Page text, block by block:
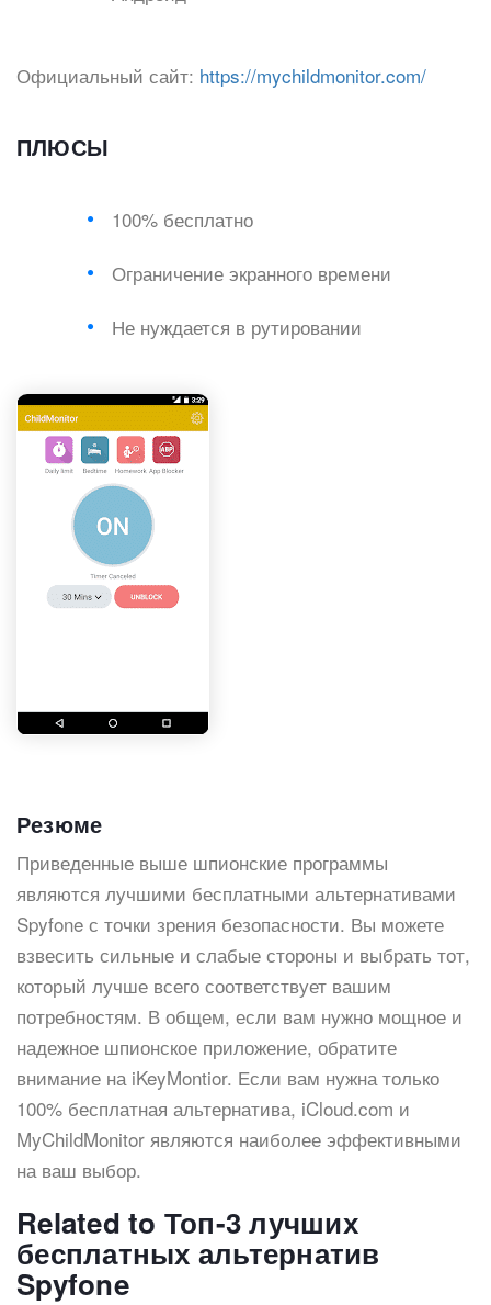
Официальный сайт: https://mychildmonitor.com/
ПЛЮСЫ
100% бесплатно
Ограничение экранного времени
Не нуждается в рутировании
Резюме
Приведенные выше шпионские программы
являются лучшими бесплатными альтернативами
Spyfone с точки зрения безопасности. Вы можете
взвесить сильные и слабые стороны и выбрать тот,
который лучше всего соответствует вашим
потребностям. В общем, если вам нужно мощное и
надежное шпионское приложение, обратите
внимание на iKeyMontior. Если вам нужна только
100% бесплатная альтернатива, iCloud.com и
MyChildMonitor являются наиболее эффективными
на ваш выбор.
Related to Топ-3 лучших
бесплатных альтернатив
Spyfone